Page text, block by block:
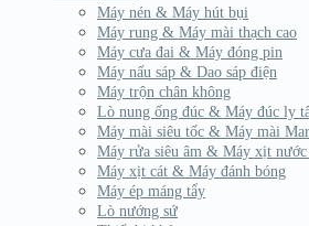
Máy nén & Máy hút bụi
Máy rung & Máy mài thạch cao
Máy cưa đai & Máy đóng pin
Máy nấu sáp & Dao sáp điện
Máy trộn chân không
Lò nung ống đúc & Máy đúc ly
Máy mài siêu tốc & Máy mài
Máy rửa siêu âm & Máy xịt nước
Máy xịt cát & Máy đánh bóng
Máy ép máng tẩy
Lò nướng sứ